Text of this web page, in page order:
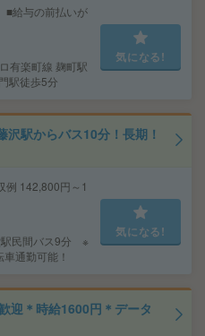
給与の前払いが
有楽町線 麹町駅
駅徒歩5分
気になる!
駅からバス10分！長期！
142,800円～1
駅民間バス9分 ※
通勤可能！
気になる!
迎＊時給1600円＊データ